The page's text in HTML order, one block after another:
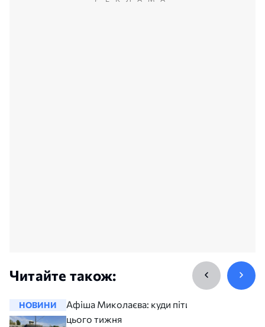
Читайте також:
НОВИНИ
Афіша Миколаєва: куди піти
цього тижня